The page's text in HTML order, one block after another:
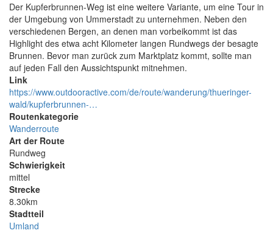
Der Kupferbrunnen-Weg ist eine weitere Variante, um eine Tour in
der Umgebung von Ummerstadt zu unternehmen. Neben den
verschiedenen Bergen, an denen man vorbeikommt ist das
Highlight des etwa acht Kilometer langen Rundwegs der besagte
Brunnen. Bevor man zurück zum Marktplatz kommt, sollte man
auf jeden Fall den Aussichtspunkt mitnehmen.
Link
https://www.outdooractive.com/de/route/wanderung/thueringer-
wald/kupferbrunnen-…
Routenkategorie
Wanderroute
Art der Route
Rundweg
Schwierigkeit
mittel
Strecke
8.30km
Stadtteil
Umland